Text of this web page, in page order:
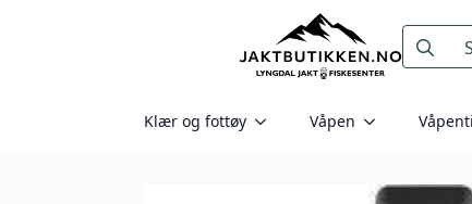
Search
for:
Klær og fottøy Våpen